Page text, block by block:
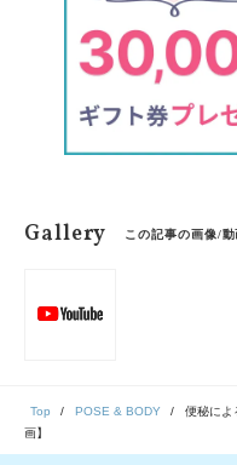
Gallery この記事の画像/動
Top POSE & BODY
便秘によ
画】